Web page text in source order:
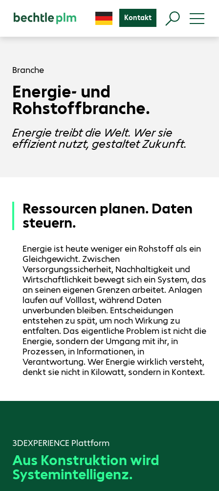
Kontakt
Branche
Energie- und
Rohstoffbranche.
Energie treibt die Welt. Wer sie
effizient nutzt, gestaltet Zukunft.
Ressourcen planen. Daten
steuern.
Energie ist heute weniger ein Rohstoff als ein
Gleichgewicht. Zwischen
Versorgungssicherheit, Nachhaltigkeit und
Wirtschaftlichkeit bewegt sich ein System, das
an seinen eigenen Grenzen arbeitet. Anlagen
laufen auf Volllast, während Daten
unverbunden bleiben. Entscheidungen
entstehen zu spät, um noch Wirkung zu
entfalten. Das eigentliche Problem ist nicht die
Energie, sondern der Umgang mit ihr, in
Prozessen, in Informationen, in
Verantwortung. Wer Energie wirklich versteht,
denkt sie nicht in Kilowatt, sondern in Kontext.
3DEXPERIENCE Plattform
Aus Konstruktion wird
Systemintelligenz.